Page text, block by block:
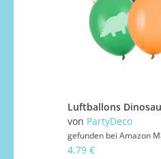
von PartyDeco
gefunden bei Amazon
4,79 €